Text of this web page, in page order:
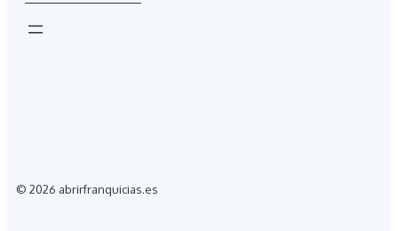
© 2026 abrirfranquicias.es